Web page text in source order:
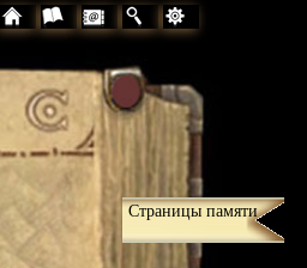
Страницы памяти